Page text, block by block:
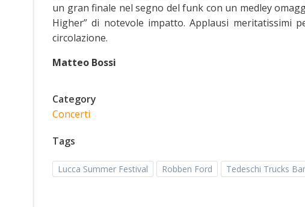
un gran finale nel segno del funk con un medley
Higher” di notevole impatto. Applausi meritatissimi
circolazione.
Matteo Bossi
Category
Concerti
Tags
Lucca Summer Festival Robben Ford Tedeschi Trucks